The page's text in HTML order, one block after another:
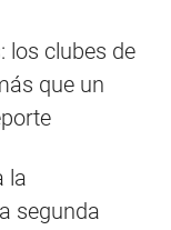
los clubes de
que un
la
segunda